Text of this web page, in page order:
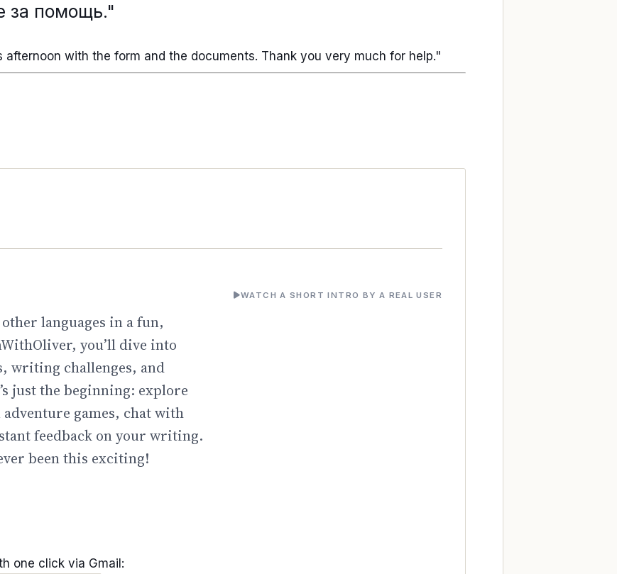
за помощь."
afternoon with the form and the documents. Thank you very much for help."
languages in a fun,
you’ll dive into
writing challenges, and
just the beginning: explore
games, chat with
feedback on your writing.
been this exciting!
one click via Gmail:
WATCH A SHORT INTRO BY A REAL USER